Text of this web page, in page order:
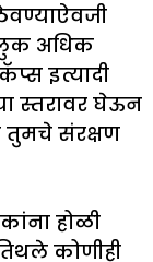
लुक अधिक
इत्यादी
स्तरावर घेऊन
तुमचे संरक्षण
होळी
कोणीही